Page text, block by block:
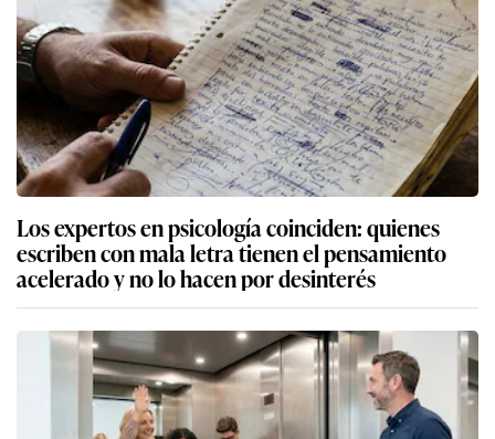
Los expertos en psicología coinciden: quienes
escriben con mala letra tienen el pensamiento
acelerado y no lo hacen por desinterés